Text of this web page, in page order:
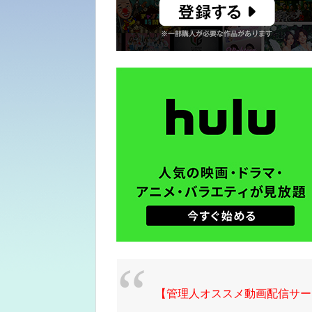
【管理人オススメ動画配信サ